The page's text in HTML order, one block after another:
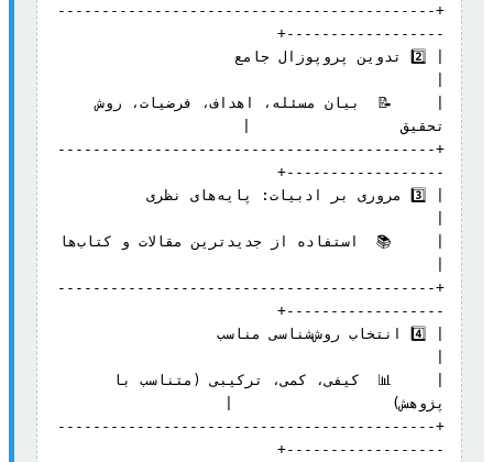
+-------------------------------------------
| 2️⃣ تدوین
|     📝  بیان مسئله، اهداف، فرضیات، روش
+-------------------------------------------
| 3️⃣ مروری بر
|     📚
+-------------------------------------------
| 4️⃣ انتخاب
+-------------------------------------------